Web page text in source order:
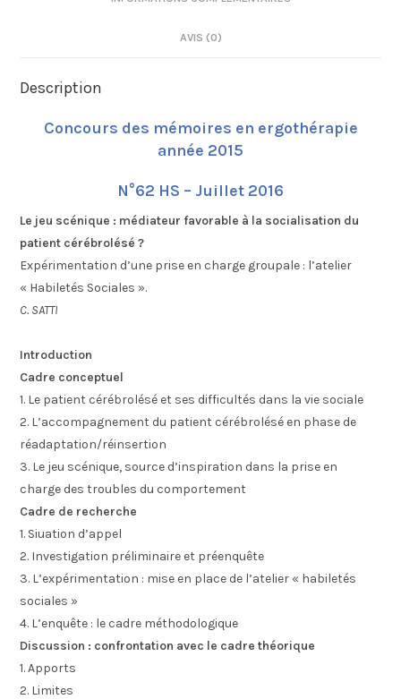
AVIS (0)
Description
Concours des mémoires en ergothérapie
année 2015
N°62 HS – Juillet 2016
Le jeu scénique : médiateur favorable à la socialisation du
patient cérébrolésé ?
Expérimentation d’une prise en charge groupale : l’atelier
« Habiletés Sociales ».
C. SATTI
Introduction
Cadre conceptuel
1. Le patient cérébrolésé et ses difficultés dans la vie sociale
2. L’accompagnement du patient cérébrolésé en phase de
réadaptation/réinsertion
3. Le jeu scénique, source d’inspiration dans la prise en
charge des troubles du comportement
Cadre de recherche
1. Siuation d’appel
2. Investigation préliminaire et préenquête
3. L’expérimentation : mise en place de l’atelier « habiletés
sociales »
4. L’enquête : le cadre méthodologique
Discussion : confrontation avec le cadre théorique
1. Apports
2. Limites